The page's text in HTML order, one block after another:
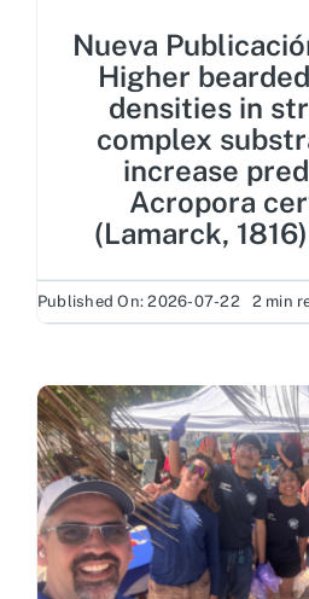
Nueva
Higher
densities in
complex
increase
Acropora
(Lamarck,
Published On: 2026-07-22 2 min